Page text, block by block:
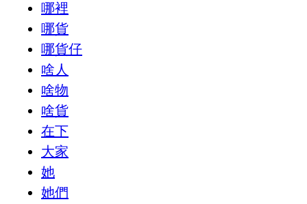
哪裡
哪貨
哪貨仔
啥人
啥物
啥貨
在下
大家
她
她們